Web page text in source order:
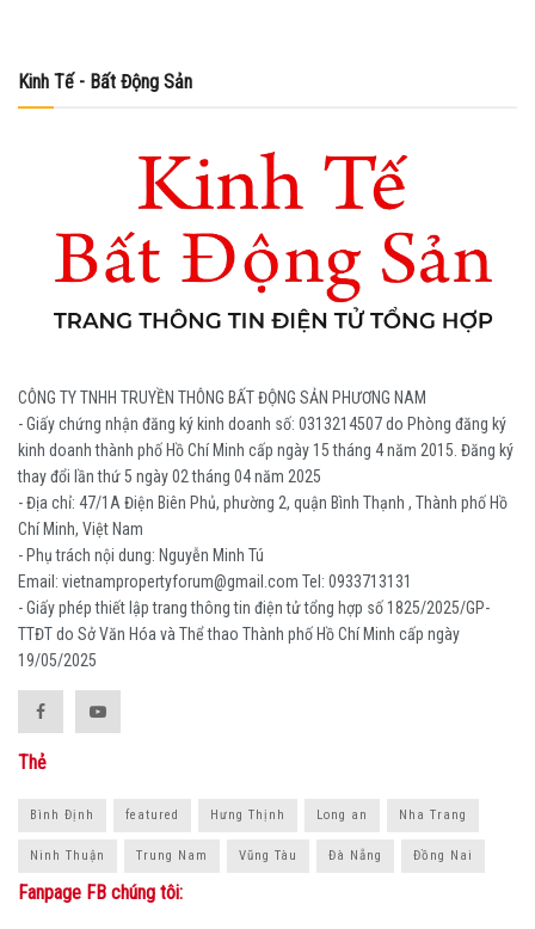
Kinh Tế - Bất Động Sản
CÔNG TY TNHH TRUYỀN THÔNG BẤT ĐỘNG SẢN PHƯƠNG NAM
- Giấy chứng nhận đăng ký kinh doanh số: 0313214507 do Phòng đăng ký
kinh doanh thành phố Hồ Chí Minh cấp ngày 15 tháng 4 năm 2015. Đăng ký
thay đổi lần thứ 5 ngày 02 tháng 04 năm 2025
- Địa chỉ: 47/1A Điện Biên Phủ, phường 2, quận Bình Thạnh , Thành phố Hồ
Chí Minh, Việt Nam
- Phụ trách nội dung: Nguyễn Minh Tú
Email: vietnampropertyforum@gmail.com Tel: ‭0933713131
- Giấy phép thiết lập trang thông tin điện tử tổng hợp số 1825/2025/GP-
TTĐT do Sở Văn Hóa và Thể thao Thành phố Hồ Chí Minh cấp ngày
19/05/2025
Thẻ
Bình Định featured Hưng Thịnh Long an Nha Trang
Ninh Thuận Trung Nam Vũng Tàu Đà Nẵng Đồng Nai
Fanpage FB chúng tôi: